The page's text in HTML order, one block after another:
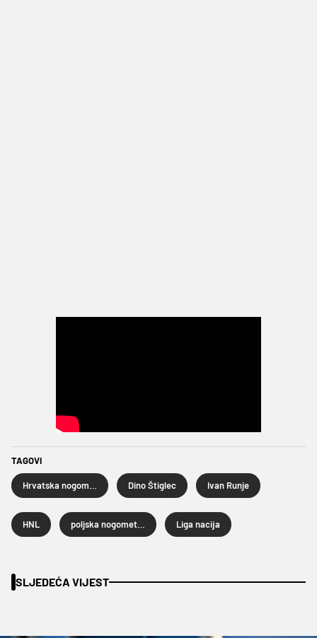
TAGOVI
Dino Štiglec Ivan Runje
HNL Liga nacija
SLJEDEĆA VIJEST